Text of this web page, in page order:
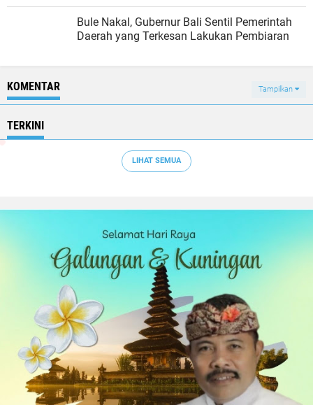
Bule Nakal, Gubernur Bali Sentil Pemerintah
Daerah yang Terkesan Lakukan Pembiaran
KOMENTAR Tampilkan
TERKINI
LIHAT SEMUA